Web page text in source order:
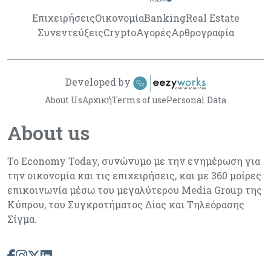
ΕπιχειρήσειςΟικονομίαBankingReal Estate
ΣυνεντεύξειςCryptoΑγορέςΑρθρογραφία
About us
Το Economy Today, συνώνυμο με την ενημέρωση για
την οικονομία και τις επιχειρήσεις, και με 360 μοίρες
επικοινωνία μέσω του μεγαλύτερου Media Group της
Κύπρου, του Συγκροτήματος Δίας και Τηλεόρασης
Σίγμα.
About UsΑρχικήTerms of usePersonal Data
Developed by